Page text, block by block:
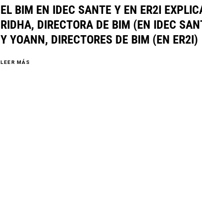
EL BIM EN IDEC SANTE Y EN ER2I
RIDHA, DIRECTORA DE BIM (EN IDEC
Y YOANN, DIRECTORES DE BIM (EN ER2I)
LEER MÁS